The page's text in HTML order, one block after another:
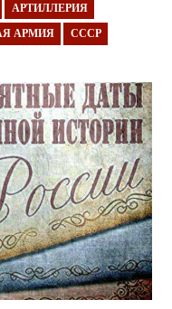
АРТИЛЛЕРИЯ
АРМИЯ СССР